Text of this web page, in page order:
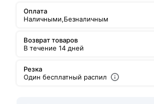
Оплата
Наличными,Безналичным
Возврат товаров
В течение 14 дней
Резка
Один бесплатный распил